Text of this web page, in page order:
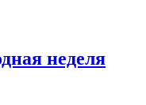
неделя